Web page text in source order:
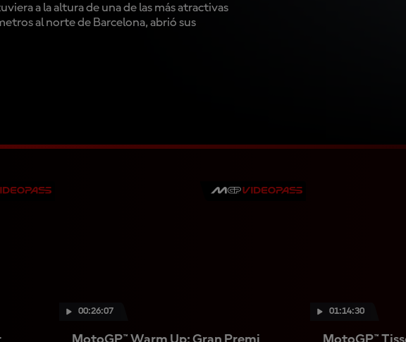
a la altura de una de las más atractivas
al norte de Barcelona, abrió sus
00:26:07 01:14:30